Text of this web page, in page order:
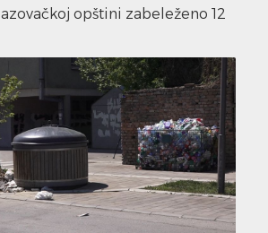
opštini zabeleženo 12